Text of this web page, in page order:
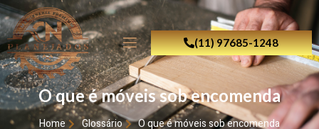
(11) 97685-1248
O que é móveis sob encomenda
Home Glossário O que é móveis sob encomenda